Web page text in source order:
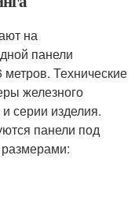
на
панели
метров. Технические
железного
серии изделия.
панели под